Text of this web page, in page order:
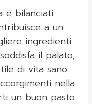
e bilanciati
a un
ingredienti
il palato,
di vita sano
nella
un buon pasto